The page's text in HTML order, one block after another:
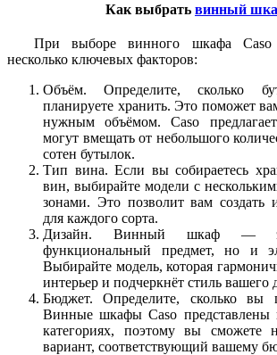
Как выбрать винный
При выборе винного шкафа Caso
несколько ключевых факторов:
Объём.Определите, сколько
планируете хранить. Это поможет
нужным объёмом. Caso
могут вмещать от небольшого
сотен бутылок.
Тип вина.Если вы собираетесь
вин, выбирайте модели с
зонами. Это позволит вам создать
для каждого сорта.
Дизайн. Винный шкаф —
функциональный предмет, но и
Выбирайте модель, которая
интерьер и подчеркнёт стиль вашего
Бюджет.Определите, сколько вы
Винные шкафы Caso представлены
категориях, поэтому вы сможете
вариант, соответствующий вашему